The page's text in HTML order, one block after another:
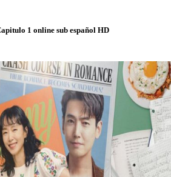
1 online sub español HD